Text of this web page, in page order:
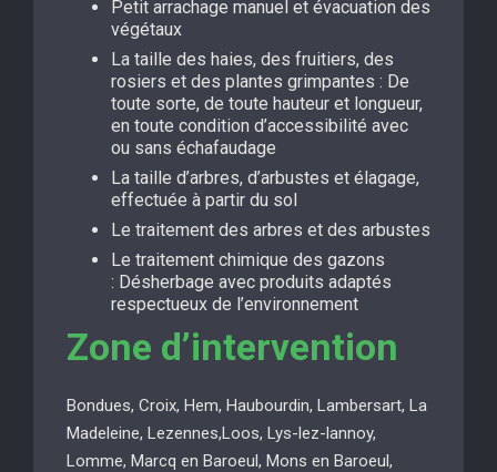
Petit arrachage manuel et évacuation des
végétaux
La taille des haies, des fruitiers, des
rosiers et des plantes grimpantes : De
toute sorte, de toute hauteur et longueur,
en toute condition d’accessibilité avec
ou sans échafaudage
La taille d’arbres, d’arbustes et élagage,
effectuée à partir du sol
Le traitement des arbres et des arbustes
Le traitement chimique des gazons
: Désherbage avec produits adaptés
respectueux de l’environnement
Zone d’intervention
Bondues, Croix, Hem, Haubourdin, Lambersart, La
Madeleine, Lezennes,Loos, Lys-lez-lannoy,
Lomme, Marcq en Baroeul, Mons en Baroeul,